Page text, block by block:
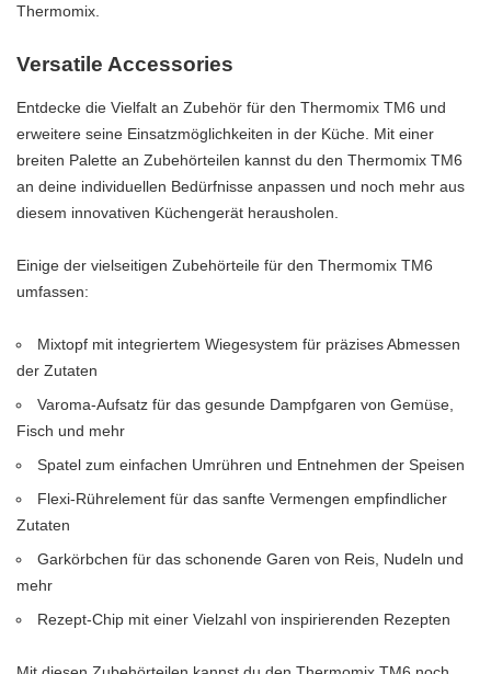
Thermomix.
Versatile Accessories
Entdecke die Vielfalt an Zubehör für den Thermomix TM6 und
erweitere seine Einsatzmöglichkeiten in der Küche. Mit einer
breiten Palette an Zubehörteilen kannst du den Thermomix TM6
an deine individuellen Bedürfnisse anpassen und noch mehr aus
diesem innovativen Küchengerät herausholen.
Einige der vielseitigen Zubehörteile für den Thermomix TM6
umfassen:
Mixtopf mit integriertem Wiegesystem für präzises Abmessen
der Zutaten
Varoma-Aufsatz für das gesunde Dampfgaren von Gemüse,
Fisch und mehr
Spatel zum einfachen Umrühren und Entnehmen der Speisen
Flexi-Rührelement für das sanfte Vermengen empfindlicher
Zutaten
Garkörbchen für das schonende Garen von Reis, Nudeln und
mehr
Rezept-Chip mit einer Vielzahl von inspirierenden Rezepten